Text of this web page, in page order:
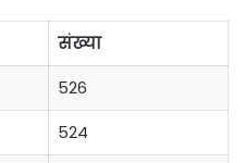
संख्या
526
524